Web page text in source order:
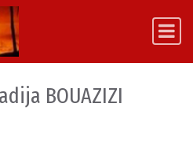
BOUAZIZI